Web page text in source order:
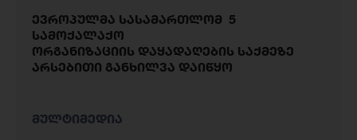
ევროპულმა სასამართლომ 5
სამოქალაქო
ორგანიზაციის დაყადაღების საქმეზე
არსებითი განხილვა დაიწყო
მულტიმედია